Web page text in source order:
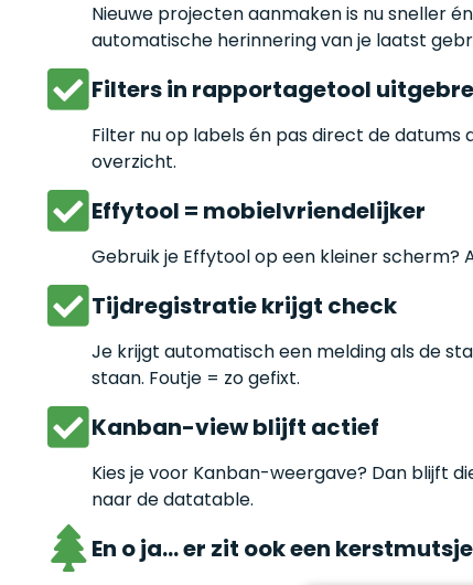
Nieuwe projecten aanmaken is nu sneller
automatische herinnering van je laatst
Filters in rapportagetool
Filter nu op labels én pas direct de datums
overzicht.
Effytool = mobielvriendelijker
Gebruik je Effytool op een kleiner scherm?
Tijdregistratie krijgt check
Je krijgt automatisch een melding als de
staan. Foutje = zo gefixt.
Kanban-view blijft actief
Kies je voor Kanban-weergave? Dan blijft
naar de datatable.
En o ja… er zit ook een